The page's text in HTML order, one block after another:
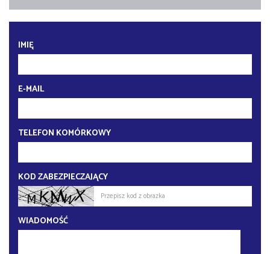
IMIĘ
E-MAIL
TELEFON KOMÓRKOWY
KOD ZABEZPIECZAJĄCY
WIADOMOŚĆ